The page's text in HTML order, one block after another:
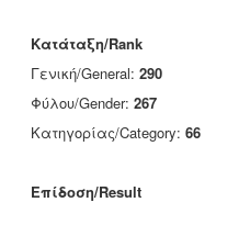
Κατάταξη/Rank
Γενική/General: 290
Φύλου/Gender: 267
Κατηγορίας/Category: 66
Επίδοση/Result